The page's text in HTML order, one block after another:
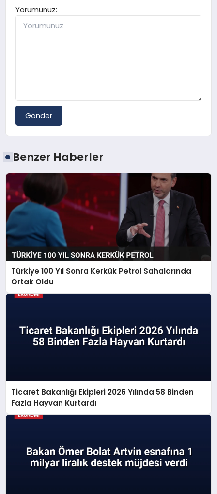
Yorumunuz:
Gönder
Benzer Haberler
Türkiye 100 Yıl Sonra Kerkük Petrol Sahalarında
Ortak Oldu
Ticaret Bakanlığı Ekipleri 2026 Yılında 58 Binden
Fazla Hayvan Kurtardı